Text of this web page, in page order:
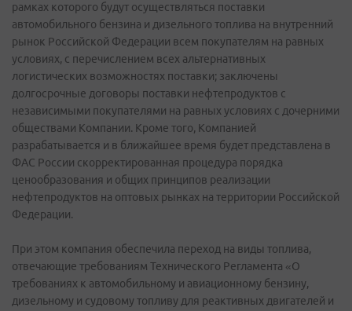
рамках которого будут осуществляться поставки
автомобильного бензина и дизельного топлива на внутренний
рынок Российской Федерации всем покупателям на равных
условиях, с перечислением всех альтернативных
логистических возможностях поставки; заключены
долгосрочные договоры поставки нефтепродуктов с
независимыми покупателями на равных условиях с дочерними
обществами Компании. Кроме того, Компанией
разрабатывается и в ближайшее время будет представлена в
ФАС России скорректированная процедура порядка
ценообразования и общих принципов реализации
нефтепродуктов на оптовых рынках на территории Российской
Федерации.
При этом компания обеспечила переход на виды топлива,
отвечающие требованиям Технического Регламента «О
требованиях к автомобильному и авиационному бензину,
дизельному и судовому топливу для реактивных двигателей и